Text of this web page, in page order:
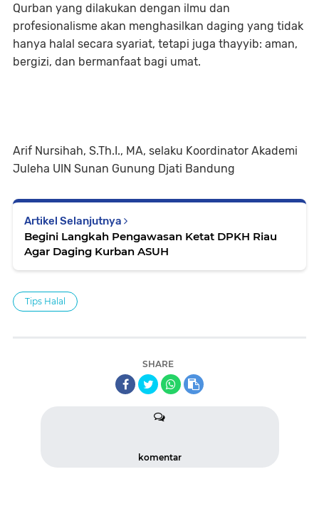
Qurban yang dilakukan dengan ilmu dan
profesionalisme akan menghasilkan daging yang tidak
hanya halal secara syariat, tetapi juga thayyib: aman,
bergizi, dan bermanfaat bagi umat.
Arif Nursihah, S.Th.I., MA, selaku Koordinator Akademi
Juleha UIN Sunan Gunung Djati Bandung
Artikel Selanjutnya
Begini Langkah Pengawasan Ketat DPKH Riau
Agar Daging Kurban ASUH
Tips Halal
SHARE
komentar